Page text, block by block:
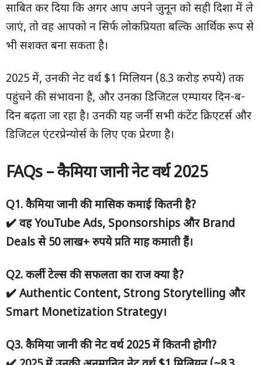
साबित कर दिया कि अगर आप अपने जुनून को सही दिशा में ले
जाएं, तो वह आपको न सिर्फ लोकप्रियता बल्कि आर्थिक रूप से
भी सशक्त बना सकता है।
2025 में, उनकी नेट वर्थ $1 मिलियन (8.3 करोड़ रुपये) तक
पहुंचने की संभावना है, और उनका डिजिटल एम्पायर दिन-ब-
दिन बढ़ता जा रहा है। उनकी यह जर्नी सभी कंटेंट क्रिएटर्स और
डिजिटल एंटरप्रेन्योर्स के लिए एक प्रेरणा है।
FAQs –कैमिया जानी नेट वर्थ 2025
Q1. कैमिया जानी की मासिक कमाई कितनी है?
✔️ वह YouTube Ads, Sponsorships और Brand
Deals से 50लाख+ रुपये प्रति माहकमाती हैं।
Q2. कर्ली टेल्स की सफलता का राज क्या है?
✔️ Authentic Content, Strong Storytelling और
Smart Monetization Strategy।
Q3. कैमिया जानी की नेट वर्थ 2025में कितनी होगी?